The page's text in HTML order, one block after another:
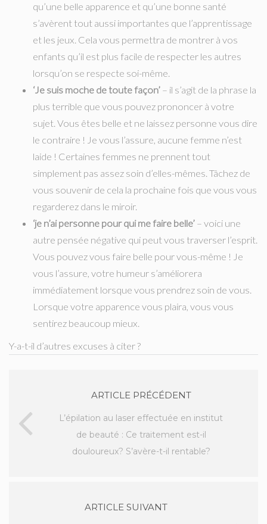
qu’une belle apparence et qu’une bonne santé
s’avèrent tout aussi importantes que l’apprentissage
et les jeux. Cela vous permettra de montrer à vos
enfants qu’il est plus facile de respecter les autres
lorsqu’on se respecte soi-même.
‘Je suis moche de toute façon’ – il s’agit de la phrase la
plus terrible que vous pouvez prononcer à votre
sujet. Vous êtes belle et ne laissez personne vous dire
le contraire ! Je vous l’assure, aucune femme n’est
laide ! Certaines femmes ne prennent tout
simplement pas assez soin d’elles-mêmes. Tâchez de
vous souvenir de cela la prochaine fois que vous vous
regarderez dans le miroir.
‘je n’ai personne pour qui me faire belle’ – voici une
autre pensée négative qui peut vous traverser l’esprit.
Vous pouvez vous faire belle pour vous-même ! Je
vous l’assure, votre humeur s’améliorera
immédiatement lorsque vous prendrez soin de vous.
Lorsque votre apparence vous plaira, vous vous
sentirez beaucoup mieux.
Y-a-t-il d’autres excuses à citer ?
ARTICLE PRÉCÉDENT
L’épilation au laser effectuée en institut
de beauté : Ce traitement est-il
douloureux? S’avère-t-il rentable?
ARTICLE SUIVANT